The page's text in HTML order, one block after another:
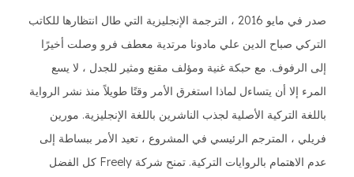
صدر في مايو 2016 ، الترجمة الإنجليزية التي طال انتظارها للكاتب
التركي صباح الدين علي مادونا مرتدية معطف فرو وصلت أخيرًا
إلى الرفوف. مع حبكة غنية ومؤلف مقنع ومثير للجدل ، لا يسع
المرء إلا أن يتساءل لماذا استغرق الأمر وقتًا طويلاً منذ نشر الرواية
باللغة التركية الأصلية لجذب الناشرين باللغة الإنجليزية. مورين
فريلي ، المترجم الرئيسي في المشروع ، تعيد الأمر ببساطة إلى
عدم الاهتمام بالروايات التركية. تمنح شركة Freely كل الفضل